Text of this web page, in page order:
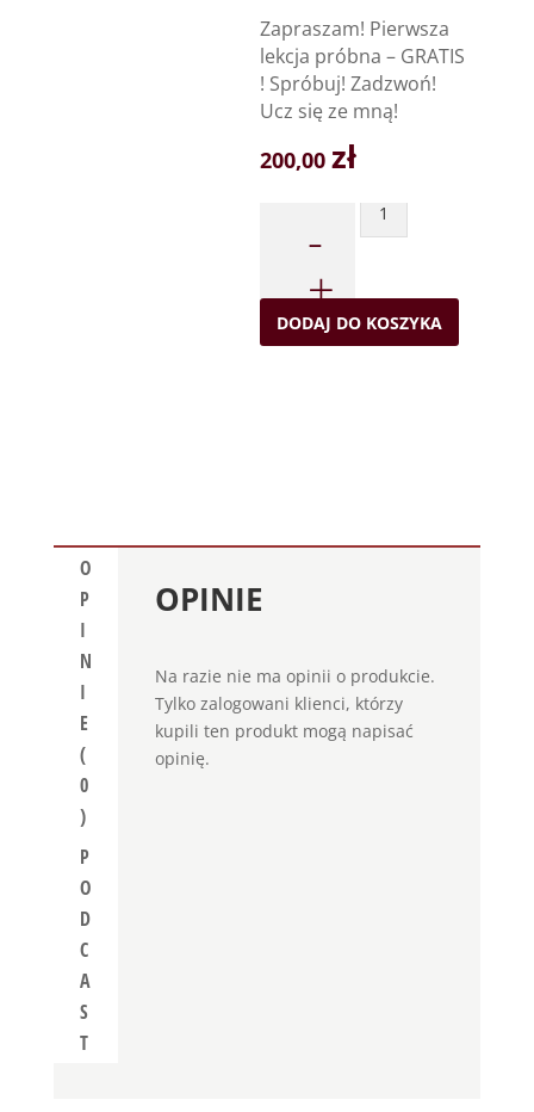
Zapraszam! Pierwsza
lekcja próbna – GRATIS
! Spróbuj! Zadzwoń!
Ucz się ze mną!
200,00zł
DODAJ DO KOSZYKA
O
P
I
N
I
E
(
0
)
P
O
D
C
A
S
T
OPINIE
Na razie nie ma opinii o produkcie.
Tylko zalogowani klienci, którzy
kupili ten produkt mogą napisać
opinię.